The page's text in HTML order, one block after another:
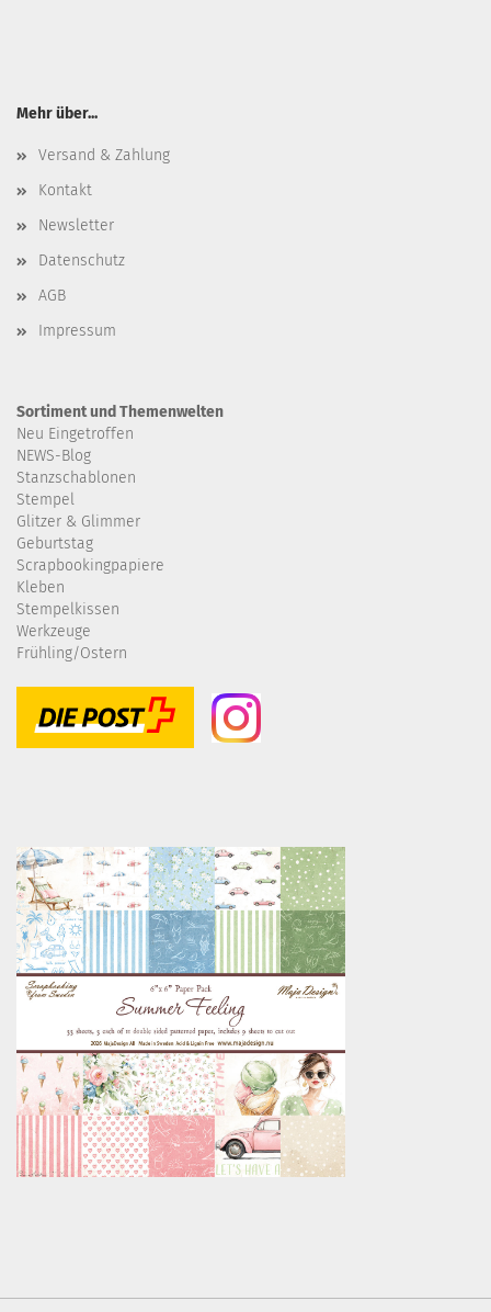
Mehr über...
Versand & Zahlung
Kontakt
Newsletter
Datenschutz
AGB
Impressum
Sortiment und Themenwelten
Neu Eingetroffen
NEWS-Blog
Stanzschablonen
Stempel
Glitzer & Glimmer
Geburtstag
Scrapbookingpapiere
Kleben
Stempelkissen
Werkzeuge
Frühling/Ostern